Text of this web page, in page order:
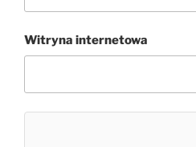
Witryna internetowa